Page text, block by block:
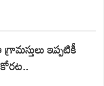
ఇప్పటికీ